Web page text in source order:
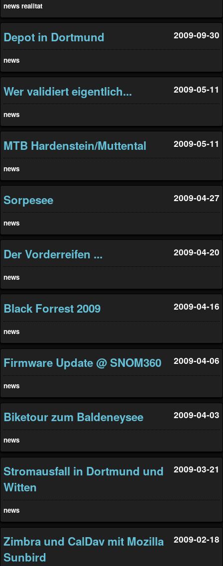
news realitat
Depot in Dortmund 2009-09-30
news
Wer validiert eigentlich... 2009-05-11
news
MTB Hardenstein/Muttental 2009-05-11
news
Sorpesee 2009-04-27
news
Der Vorderreifen ... 2009-04-20
news
Black Forrest 2009 2009-04-16
news
Firmware Update @ SNOM360 2009-04-06
news
Biketour zum Baldeneysee 2009-04-03
news
Stromausfall in Dortmund und
Witten
2009-03-21
news
Zimbra und CalDav mit Mozilla
Sunbird
2009-02-18